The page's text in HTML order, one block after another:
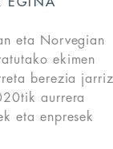
eta Norvegian
ekimen
berezia jarriz
aurrera
eta enpresek